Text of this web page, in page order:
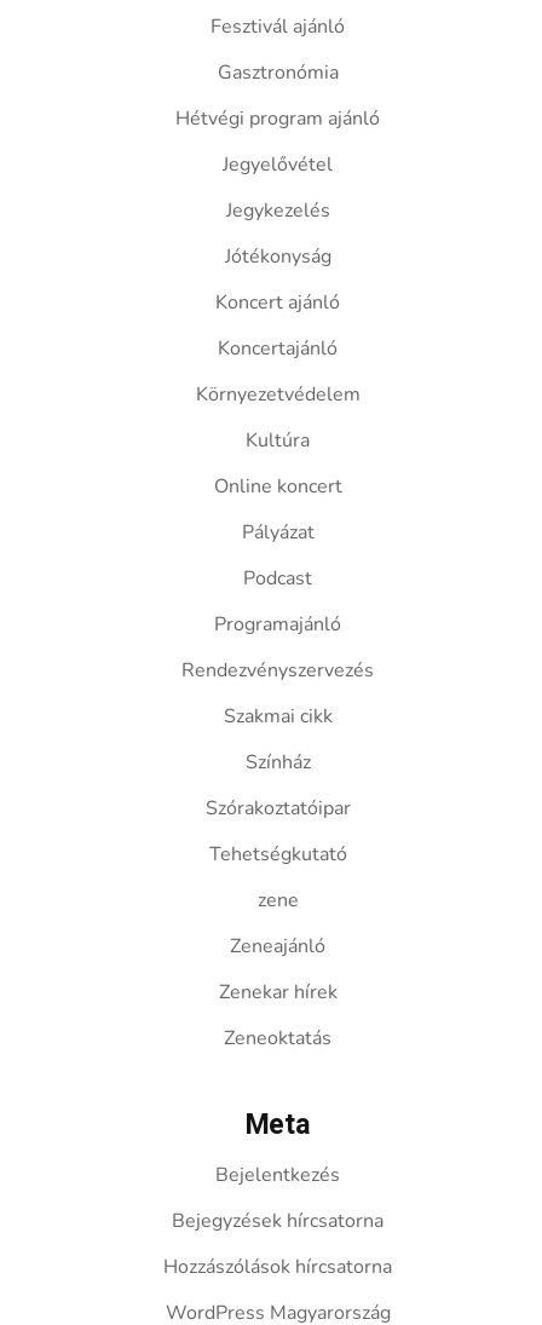
Fesztivál ajánló
Gasztronómia
Hétvégi program ajánló
Jegyelővétel
Jegykezelés
Jótékonyság
Koncert ajánló
Koncertajánló
Környezetvédelem
Kultúra
Online koncert
Pályázat
Podcast
Programajánló
Rendezvényszervezés
Szakmai cikk
Színház
Szórakoztatóipar
Tehetségkutató
zene
Zeneajánló
Zenekar hírek
Zeneoktatás
Meta
Bejelentkezés
Bejegyzések hírcsatorna
Hozzászólások hírcsatorna
WordPress Magyarország